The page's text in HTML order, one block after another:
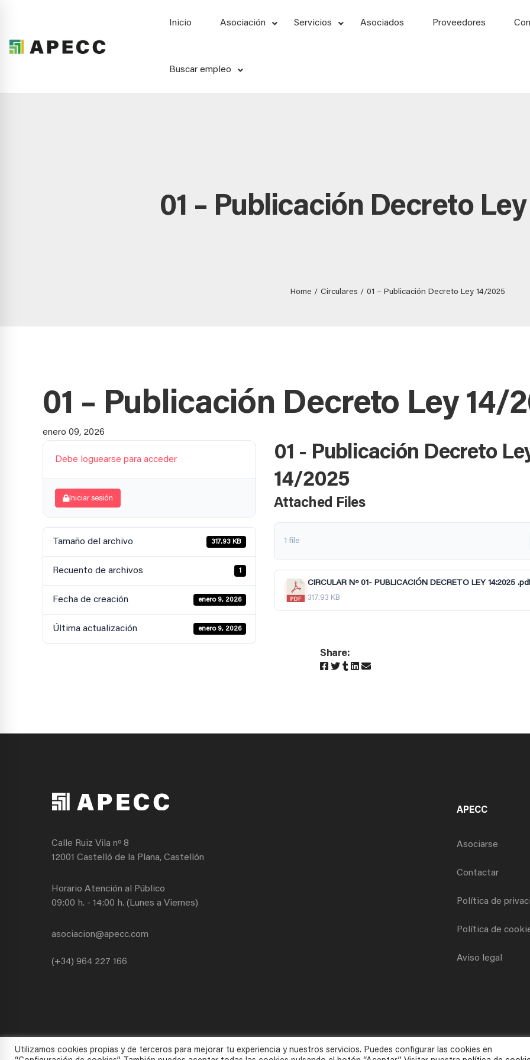
Inicio Asociación Servicios Asociados Proveedores
Buscar empleo
01 – Publicación Decreto
Home Circulares 01 – Publicación Decreto Ley 14/2025
01 – Publicación Decreto Ley 14/
enero 09, 2026
Debe loguearse para acceder
Iniciar sesión
Tamaño del archivo 317.93 KB
Recuento de archivos 1
Fecha de creación enero 9, 2026
Última actualización enero 9, 2026
01 - Publicación Decreto
14/2025
Attached Files
1 file
CIRCULAR Nº 01- PUBLICACIÓN DECRETO LEY 14:2025
317.93 KB
Share:
Calle Ruiz Vila nº 8
12001 Castelló de la Plana, Castellón
Horario Atención al Público
09:00 h. - 14:00 h. (Lunes a Viernes)
asociacion@apecc.com
(+34) 964 227 166
APECC
Asociarse
Contactar
Política de
Política de
Aviso legal
Utilizamos cookies propias y de terceros para mejorar tu experiencia y nuestros servicios. Puedes configurar las cookies en